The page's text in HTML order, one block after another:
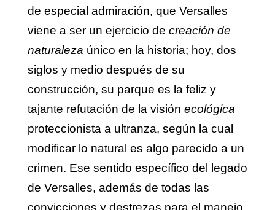
de especial admiración, que Versalles
viene a ser un ejercicio de creación de
naturaleza único en la historia; hoy, dos
siglos y medio después de su
construcción, su parque es la feliz y
tajante refutación de la visión ecológica
proteccionista a ultranza, según la cual
modificar lo natural es algo parecido a un
crimen. Ese sentido específico del legado
de Versalles, además de todas las